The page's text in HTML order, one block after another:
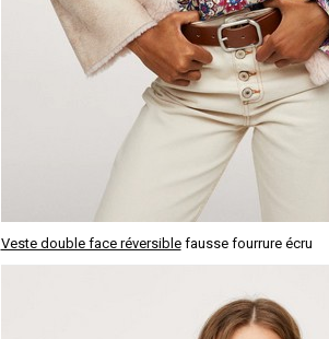
Veste double face réversiblefausse fourrure écru